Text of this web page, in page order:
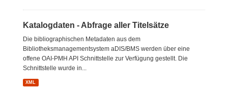
Katalogdaten - Abfrage aller Titelsätze
Die bibliographischen Metadaten aus dem
Bibliotheksmanagementsystem aDIS/BMS werden über eine
offene OAI-PMH API Schnittstelle zur Verfügung gestellt. Die
Schnittstelle wurde in...
XML